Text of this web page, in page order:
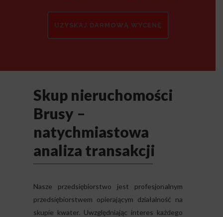
Skup nieruchomości
Brusy –
natychmiastowa
analiza transakcji
Nasze przedsiębiorstwo jest profesjonalnym
przedsiębiorstwem opierającym działalność na
skupie kwater. Uwzględniając interes każdego